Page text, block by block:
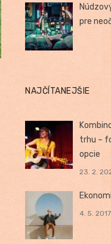
pre
NAJČÍTANEJŠIE
trhu –
opcie
23. 2.
4. 5. 2017